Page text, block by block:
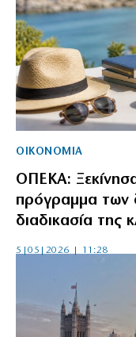
ΟΙΚΟΝΟΜΙΑ
ΟΠΕΚΑ:
πρόγραμμα των
διαδικασία της
5|05|2026 | 11:28